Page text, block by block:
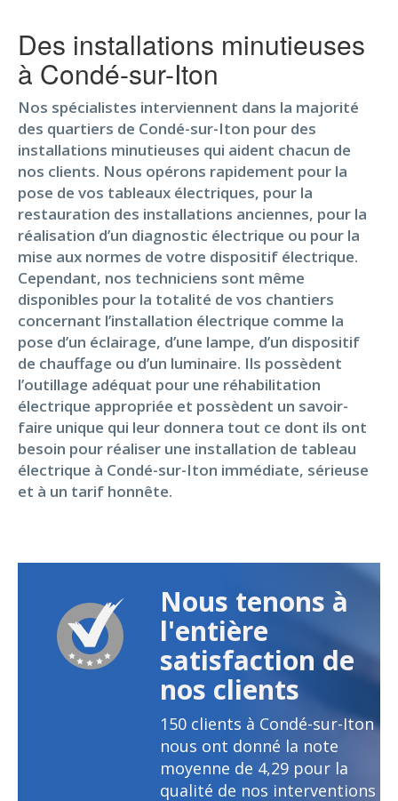
Des installations minutieuses
à Condé-sur-Iton
Nos spécialistes interviennent dans la majorité
des quartiers de Condé-sur-Iton pour des
installations minutieuses qui aident chacun de
nos clients. Nous opérons rapidement pour la
pose de vos tableaux électriques, pour la
restauration des installations anciennes, pour la
réalisation d’un diagnostic électrique ou pour la
mise aux normes de votre dispositif électrique.
Cependant, nos techniciens sont même
disponibles pour la totalité de vos chantiers
concernant l’installation électrique comme la
pose d’un éclairage, d’une lampe, d’un dispositif
de chauffage ou d’un luminaire. Ils possèdent
l’outillage adéquat pour une réhabilitation
électrique appropriée et possèdent un savoir-
faire unique qui leur donnera tout ce dont ils ont
besoin pour réaliser une installation de tableau
électrique à Condé-sur-Iton immédiate, sérieuse
et à un tarif honnête.
Nous tenons à
l'entière
satisfaction de
nos clients
150 clients à Condé-sur-Iton
nous ont donné la note
moyenne de 4,29 pour la
qualité de nos interventions